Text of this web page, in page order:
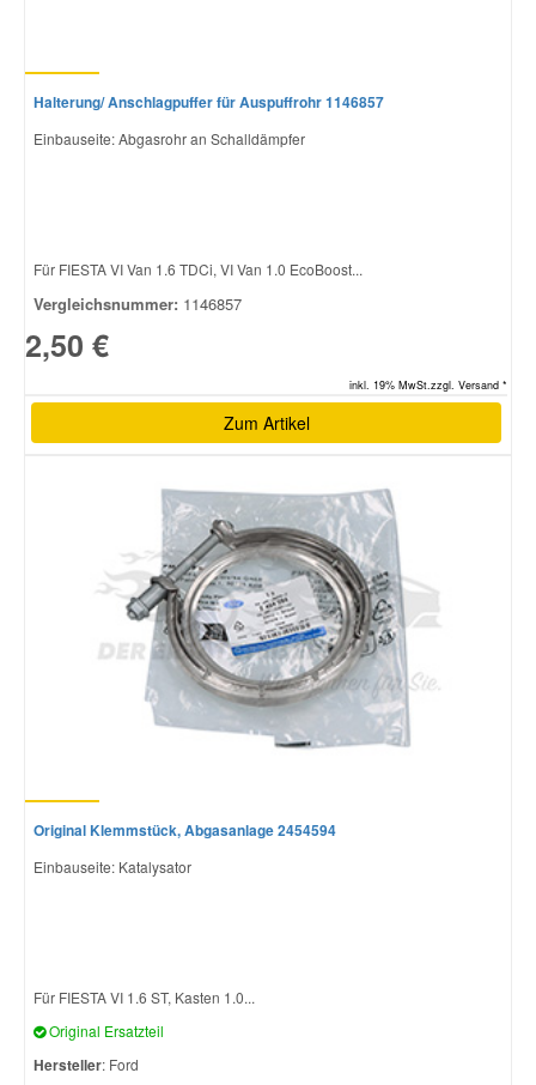
Halterung/ Anschlagpuffer für Auspuffrohr 1146857
Einbauseite: Abgasrohr an Schalldämpfer
Für FIESTA VI Van 1.6 TDCi, VI Van 1.0 EcoBoost...
Vergleichsnummer: 1146857
2,50 €
inkl. 19% MwSt.zzgl. Versand *
Zum Artikel
Original Klemmstück, Abgasanlage 2454594
Einbauseite: Katalysator
Für FIESTA VI 1.6 ST, Kasten 1.0...
Original Ersatzteil
Hersteller: Ford